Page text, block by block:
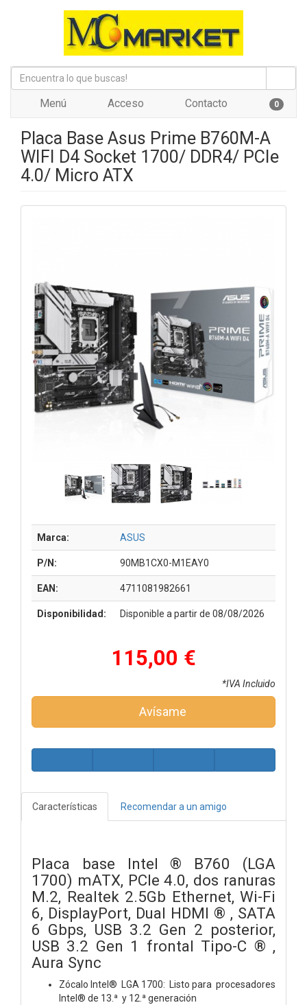
Menú Acceso Contacto 0
Placa Base Asus Prime B760M-A
WIFI D4 Socket 1700/ DDR4/ PCIe
4.0/ Micro ATX
Marca: ASUS
P/N: 90MB1CX0-M1EAY0
EAN: 4711081982661
Disponibilidad: Disponible a partir de 08/08/2026
115,00 €
*IVA Incluido
Avísame
Características Recomendar a un amigo
Placa base Intel ® B760 (LGA
1700) mATX, PCIe 4.0, dos ranuras
M.2, Realtek 2.5Gb Ethernet, Wi-Fi
6, DisplayPort, Dual HDMI ® , SATA
6 Gbps, USB 3.2 Gen 2 posterior,
USB 3.2 Gen 1 frontal Tipo-C ® ,
Aura Sync
Zócalo Intel® LGA 1700: Listo para procesadores
Intel® de 13.ª y 12.ª generación